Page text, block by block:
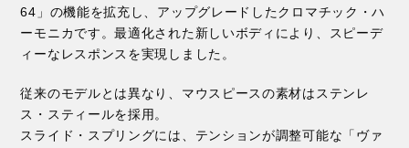
64」の機能を拡充し、アップグレードしたクロマチック・ハ
ーモニカです。最適化された新しいボディにより、スピーデ
ィーなレスポンスを実現しました。
従来のモデルとは異なり、マウスピースの素材はステンレ
ス・スティールを採用。
スライド・スプリングには、テンションが調整可能な「ヴァ